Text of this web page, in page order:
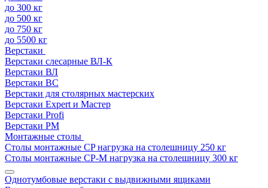
до 300 кг
до 500 кг
до 750 кг
до 5500 кг
Верстаки
Верстаки слесарные ВЛ-К
Верстаки ВЛ
Верстаки ВС
Верстаки для столярных мастерских
Верстаки Expert и Мастер
Верстаки Profi
Верстаки РМ
Монтажные столы
Столы монтажные СP нагрузка на столешницу 250 кг
Столы монтажные СР-М нагрузка на столешницу 300 кг
Однотумбовые верстаки с выдвижными ящиками